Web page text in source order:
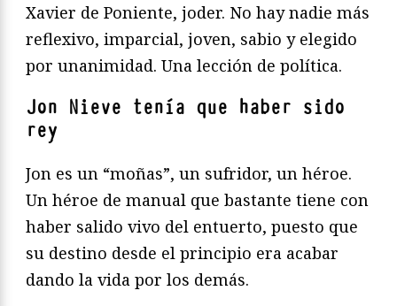
Xavier de Poniente, joder. No hay nadie más
reflexivo, imparcial, joven, sabio y elegido
por unanimidad. Una lección de política.
Jon Nieve tenía que haber sido
rey
Jon es un “moñas”, un sufridor, un héroe.
Un héroe de manual que bastante tiene con
haber salido vivo del entuerto, puesto que
su destino desde el principio era acabar
dando la vida por los demás.